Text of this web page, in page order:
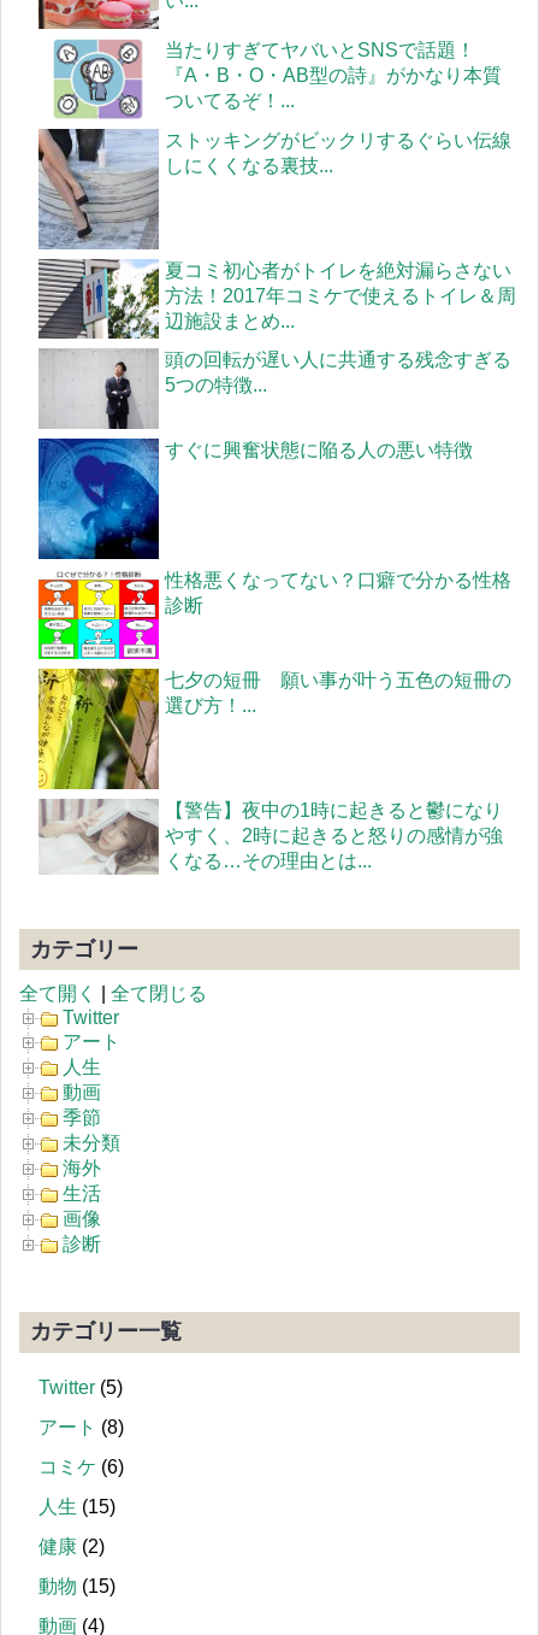
当たりすぎてヤバいとSNSで話題！
『A・B・O・AB型の詩』がかなり本質
ついてるぞ！...
ストッキングがビックリするぐらい伝線
しにくくなる裏技...
夏コミ初心者がトイレを絶対漏らさない
方法！2017年コミケで使えるトイレ＆周
辺施設まとめ...
頭の回転が遅い人に共通する残念すぎる
5つの特徴...
すぐに興奮状態に陥る人の悪い特徴
性格悪くなってない？口癖で分かる性格
診断
七夕の短冊 願い事が叶う五色の短冊の
選び方！...
【警告】夜中の1時に起きると鬱になり
やすく、2時に起きると怒りの感情が強
くなる…その理由とは...
カテゴリー
全て開く
全て閉じる
Twitter
アート
人生
動画
季節
未分類
海外
生活
画像
診断
カテゴリー一覧
Twitter (5)
アート (8)
コミケ (6)
人生 (15)
健康 (2)
動物 (15)
動画 (4)